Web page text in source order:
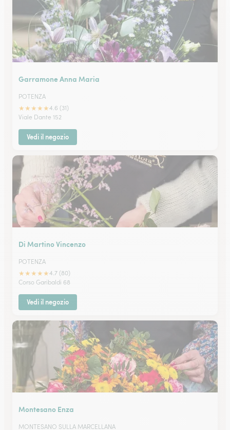
Garramone Anna Maria
POTENZA
★★★★★4.6 (31)
Viale Dante 152
Vedi il negozio
Di Martino Vincenzo
POTENZA
★★★★★4.7 (80)
Corso Garibaldi 68
Vedi il negozio
Montesano Enza
MONTESANO SULLA MARCELLANA